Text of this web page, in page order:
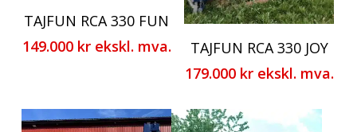
TAJFUN RCA 330 FUN
149.000 kr ekskl. mva.
TAJFUN RCA 330 JOY
179.000 kr ekskl. mva.